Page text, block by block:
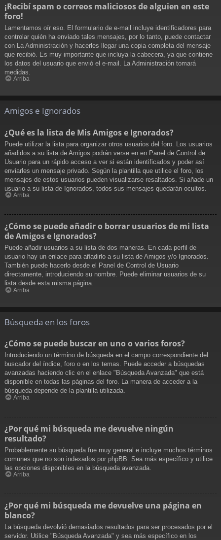
¡Recibí spam o correos maliciosos de alguien en este
foro!
Lamentamos oír eso. El formulario de e-mail incluye identificadores para
controlar quién ha enviado tales mensajes, por lo tanto, puede contactar
con La Administración y hacerles llegar una copia completa del mensaje
que recibió. Es muy importante que incluya la cabecera, ya que contiene
los datos del usuario que envió el e-mail. La Administración tomará
medidas.
Arriba
Amigos e Ignorados
¿Qué es la lista de Mis Amigos e Ignorados?
Puede utilizar la lista para organizar otros usuarios del foro. Los usuarios
añadidos a su lista de Amigos podrán verse en en Panel de Control de
Usuario para un rápido acceso a ver si están identificados y poder así
enviarles un mensaje privado. Según la plantilla que utilice el foro, los
mensajes de estos usuarios pueden visualizarse resaltados. Si añade un
usuario a su lista de Ignorados, todos sus mensajes quedarán ocultos.
Arriba
¿Cómo se puede añadir o borrar usuarios de mi lista
de Amigos e Ignorados?
Puede añadir usuarios a su lista de dos maneras. En cada perfil de
usuario hay un enlace para añadirlo a su lista de Amigos y/o Ignorados.
También puede hacerlo desde el Panel de Control de Usuario
directamente, introduciendo su nombre. Puede eliminar usuarios de su
lista desde esta misma página.
Arriba
Búsqueda en los foros
¿Cómo se puede buscar en uno o varios foros?
Introduciendo un término de búsqueda en el campo correspondiente del
buscador del índice, foro o en los temas. Puede acceder a búsquedas
avanzadas haciendo clic en el enlace "Búsqueda Avanzada" que está
disponible en todas las páginas del foro. La manera de acceder a la
búsqueda depende de la plantilla utilizada.
Arriba
¿Por qué mi búsqueda me devuelve ningún
resultado?
Probablemente su búsqueda fue muy general e incluye muchos términos
comunes que no son indexados por phpBB. Sea más específico y utilice
las opciones disponibles en la búsqueda avanzada.
Arriba
¿Por qué mi búsqueda me devuelve una página en
blanco?
La búsqueda devolvió demasiados resultados para ser procesados por el
servidor. Utilice "Búsqueda Avanzada" y sea más específico en los